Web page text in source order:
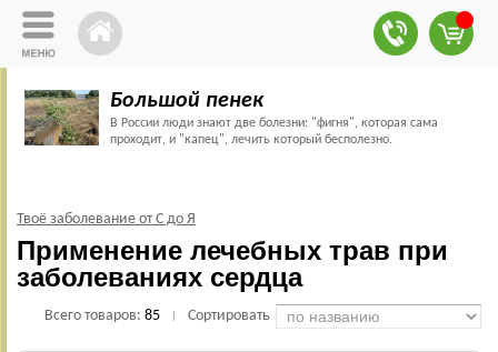
Большой пенек
В России люди знают две болезни: "фигня", которая сама
проходит, и "капец", лечить который бесполезно.
Твоё заболевание от С до Я
Применение лечебных трав при
заболеваниях сердца
Всего товаров: 85 Сортировать